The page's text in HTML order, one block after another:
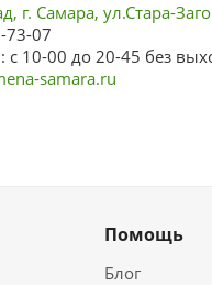
г. Самара, ул.Стара-
73-07
с 10-00 до 20-45 без
samara.ru
Помощь
Блог